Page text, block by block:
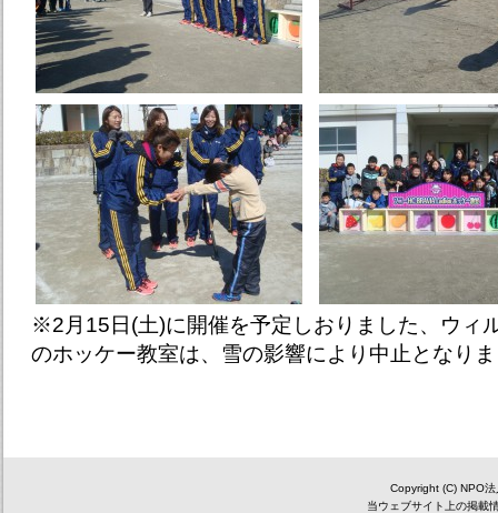
※2月15日(土)に開催を予定しおりました、ウィ
のホッケー教室は、雪の影響により中止となり
Copyright (C) NPO
当ウェブサイト上の掲載